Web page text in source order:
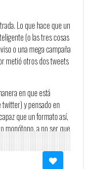
Lo que hace que un
(o las tres cosas
o una mega campaña
metió otros dos tweets
en que está
y pensado en
que un formato así,
monótono, a no ser que
pasa con el tercer
pero remata más
algo similar, sumando